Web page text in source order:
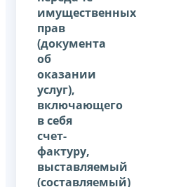
имущественных
прав
(документа
об
оказании
услуг),
включающего
в себя
счет-
фактуру,
выставляемый
(составляемый)